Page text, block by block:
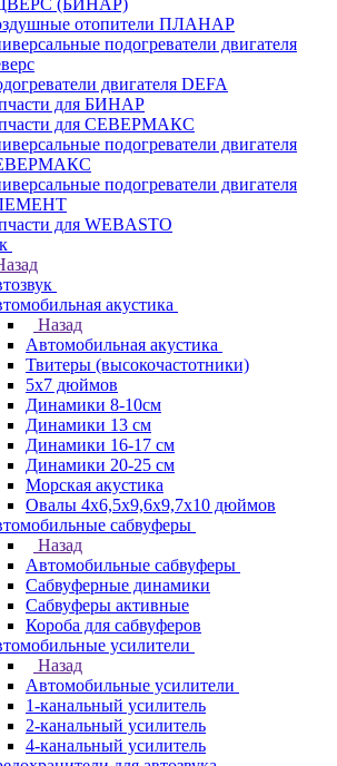
(БИНАР)
отопители ПЛАНАР
подогреватели двигателя
двигателя DEFA
для БИНАР
для СЕВЕРМАКС
подогреватели двигателя
подогреватели двигателя
для WEBASTO
акустика
Назад
Автомобильная акустика
Твитеры (высокочастотники)
5x7 дюймов
Динамики 8-10см
Динамики 13 см
Динамики 16-17 см
Динамики 20-25 см
Морская акустика
Овалы 4х6,5х9,6x9,7х10 дюймов
сабвуферы
Назад
Автомобильные сабвуферы
Сабвуферные динамики
Сабвуферы активные
Короба для сабвуферов
усилители
Назад
Автомобильные усилители
1-канальный усилитель
2-канальный усилитель
4-канальный усилитель